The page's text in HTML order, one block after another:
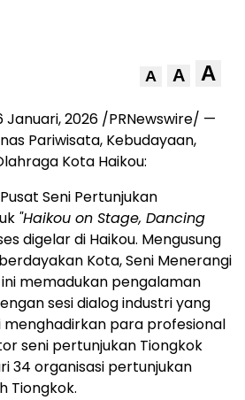
A A A
Januari, 2026 /PRNewswire/ —
Pariwisata, Kebudayaan,
Kota Haikou:
Seni Pertunjukan
"Haikou on Stage, Dancing
digelar di Haikou. Mengusung
Kota, Seni Menerangi
memadukan pengalaman
sesi dialog industri yang
menghadirkan para profesional
seni pertunjukan Tiongkok
34 organisasi pertunjukan
Tiongkok.